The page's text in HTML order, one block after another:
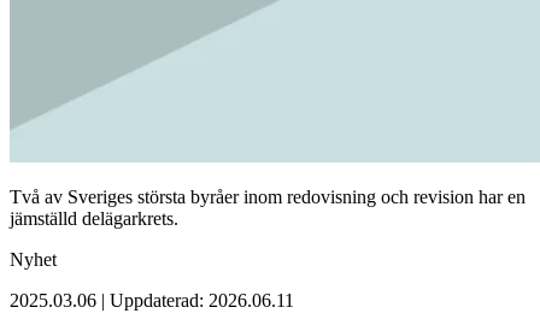
Två av Sveriges största byråer inom redovisning och revision har en
jämställd delägarkrets.
Nyhet
2025.03.06 | Uppdaterad: 2026.06.11